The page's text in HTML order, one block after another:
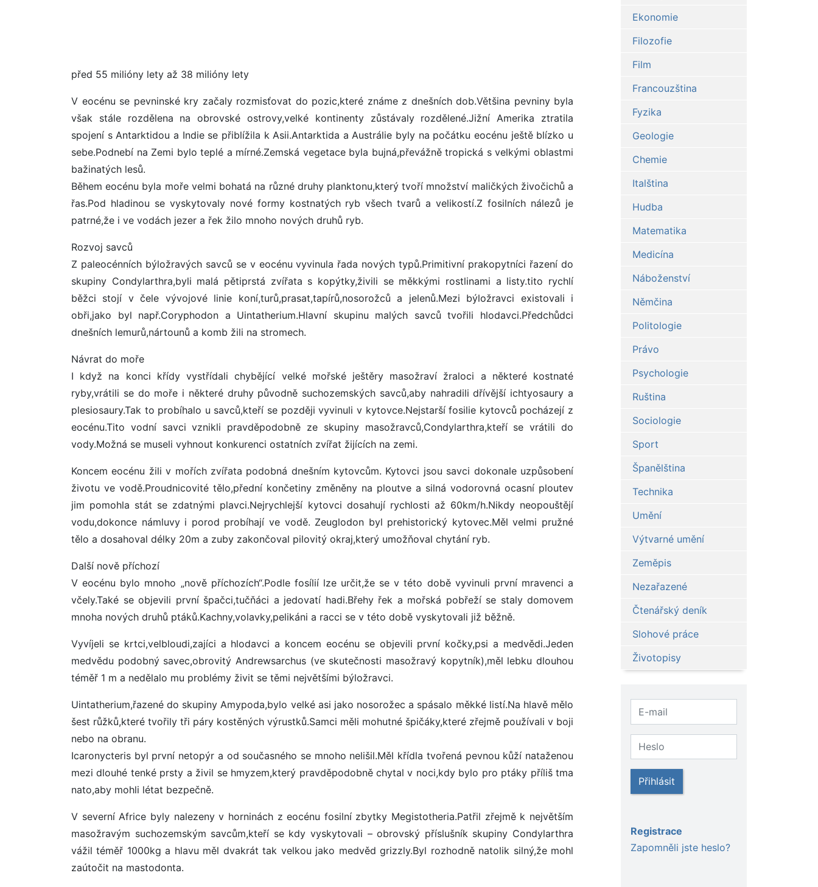
před 55 milióny lety až 38 milióny lety
V eocénu se pevninské kry začaly rozmisťovat do pozic,které známe z dnešních dob.Většina pevniny byla
však stále rozdělena na obrovské ostrovy,velké kontinenty zůstávaly rozdělené.Jižní Amerika ztratila
spojení s Antarktidou a Indie se přiblížila k Asii.Antarktida a Austrálie byly na počátku eocénu ještě blízko u
sebe.Podnebí na Zemi bylo teplé a mírné.Zemská vegetace byla bujná,převážně tropická s velkými oblastmi
bažinatých lesů.
Během eocénu byla moře velmi bohatá na různé druhy planktonu,který tvoří množství maličkých živočichů a
řas.Pod hladinou se vyskytovaly nové formy kostnatých ryb všech tvarů a velikostí.Z fosilních nálezů je
patrné,že i ve vodách jezer a řek žilo mnoho nových druhů ryb.
Rozvoj savců
Z paleocénních býložravých savců se v eocénu vyvinula řada nových typů.Primitivní prakopytníci řazení do
skupiny Condylarthra,byli malá pětiprstá zvířata s kopýtky,živili se měkkými rostlinami a listy.tito rychlí
běžci stojí v čele vývojové linie koní,turů,prasat,tapírů,nosorožců a jelenů.Mezi býložravci existovali i
obři,jako byl např.Coryphodon a Uintatherium.Hlavní skupinu malých savců tvořili hlodavci.Předchůdci
dnešních lemurů,nártounů a komb žili na stromech.
Návrat do moře
I když na konci křídy vystřídali chybějící velké mořské ještěry masožraví žraloci a některé kostnaté
ryby,vrátili se do moře i některé druhy původně suchozemských savců,aby nahradili dřívější ichtyosaury a
plesiosaury.Tak to probíhalo u savců,kteří se později vyvinuli v kytovce.Nejstarší fosilie kytovců pocházejí z
eocénu.Tito vodní savci vznikli pravděpodobně ze skupiny masožravců,Condylarthra,kteří se vrátili do
vody.Možná se museli vyhnout konkurenci ostatních zvířat žijících na zemi.
Koncem eocénu žili v mořích zvířata podobná dnešním kytovcům. Kytovci jsou savci dokonale uzpůsobení
životu ve vodě.Proudnicovité tělo,přední končetiny změněny na ploutve a silná vodorovná ocasní ploutev
jim pomohla stát se zdatnými plavci.Nejrychlejší kytovci dosahují rychlosti až 60km/h.Nikdy neopouštějí
vodu,dokonce námluvy i porod probíhají ve vodě. Zeuglodon byl prehistorický kytovec.Měl velmi pružné
tělo a dosahoval délky 20m a zuby zakončoval pilovitý okraj,který umožňoval chytání ryb.
Další nově příchozí
V eocénu bylo mnoho „nově příchozích“.Podle fosílií lze určit,že se v této době vyvinuli první mravenci a
včely.Také se objevili první špačci,tučňáci a jedovatí hadi.Břehy řek a mořská pobřeží se staly domovem
mnoha nových druhů ptáků.Kachny,volavky,pelikáni a racci se v této době vyskytovali již běžně.
Vyvíjeli se krtci,velbloudi,zajíci a hlodavci a koncem eocénu se objevili první kočky,psi a medvědi.Jeden
medvědu podobný savec,obrovitý Andrewsarchus (ve skutečnosti masožravý kopytník),měl lebku dlouhou
téměř 1 m a nedělalo mu problémy živit se těmi největšími býložravci.
Uintatherium,řazené do skupiny Amypoda,bylo velké asi jako nosorožec a spásalo měkké listí.Na hlavě mělo
šest růžků,které tvořily tři páry kostěných výrustků.Samci měli mohutné špičáky,které zřejmě používali v boji
nebo na obranu.
Icaronycteris byl první netopýr a od současného se mnoho nelišil.Měl křídla tvořená pevnou kůží nataženou
mezi dlouhé tenké prsty a živil se hmyzem,který pravděpodobně chytal v noci,kdy bylo pro ptáky příliš tma
nato,aby mohli létat bezpečně.
V severní Africe byly nalezeny v horninách z eocénu fosilní zbytky Megistotheria.Patřil zřejmě k největším
masožravým suchozemským savcům,kteří se kdy vyskytovali – obrovský příslušník skupiny Condylarthra
vážil téměř 1000kg a hlavu měl dvakrát tak velkou jako medvěd grizzly.Byl rozhodně natolik silný,že mohl
zaútočit na mastodonta.
Ekonomie
Filozofie
Film
Francouzština
Fyzika
Geologie
Chemie
Italština
Hudba
Matematika
Medicína
Náboženství
Němčina
Politologie
Právo
Psychologie
Ruština
Sociologie
Sport
Španělština
Technika
Umění
Výtvarné umění
Zeměpis
Nezařazené
Čtenářský deník
Slohové práce
Životopisy
Přihlásit
Registrace
Zapomněli jste heslo?